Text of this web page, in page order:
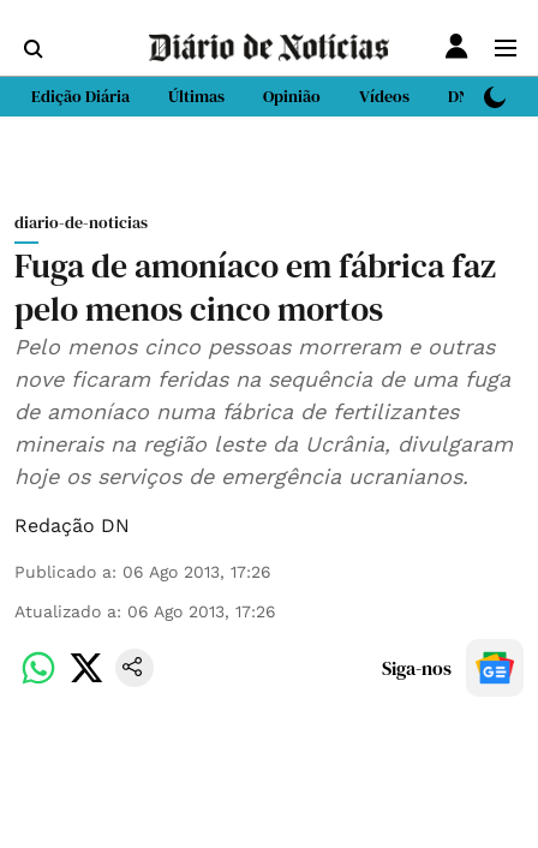
Edição Diária Últimas Opinião Vídeos DN Sport
diario-de-noticias
Fuga de amoníaco em fábrica faz
pelo menos cinco mortos
Pelo menos cinco pessoas morreram e outras
nove ficaram feridas na sequência de uma fuga
de amoníaco numa fábrica de fertilizantes
minerais na região leste da Ucrânia, divulgaram
hoje os serviços de emergência ucranianos.
Redação DN
Publicado a: 06 Ago 2013, 17:26
Atualizado a: 06 Ago 2013, 17:26
Siga-nos